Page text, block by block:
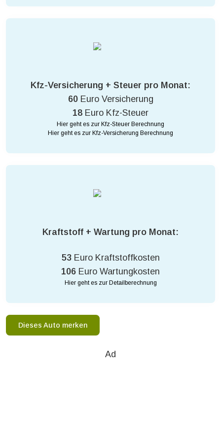
Kfz-Versicherung + Steuer pro Monat:
60 Euro Versicherung
18 Euro Kfz-Steuer
Hier geht es zur Kfz-Steuer Berechnung
Hier geht es zur Kfz-Versicherung Berechnung
Kraftstoff + Wartung pro Monat:
53 Euro Kraftstoffkosten
106 Euro Wartungkosten
Hier geht es zur Detailberechnung
Dieses Auto merken
Ad